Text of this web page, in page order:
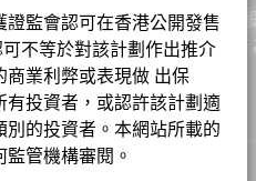
監會認可在香港公開發售
可不等於對該計劃作出推介
商業利弊或表現做 出保
有投資者，或認許該計劃適
別的投資者。本網站所載的
監管機構審閱。
參考指標 1
20212022202320242025
不再適用的情況下達致的。
1999年1月4日
股票
第8條
3.36
3.20
3.05
4.21 3.87
0.34
3.79 5.82
-2.03
3.39 7.96
-4.57
0.19 0.60
2026年8月7日
1.35 0.61
2026年8月7日
0.29 0.64
2026年8月7日
0.29 0.59
納入ESG因素。除非在基金文件
標中，否則這些指標不會改變基
領域，亦不代表基金會採用以
除性篩選。 請參閱基金章程以
估方法，請使用
或影響導向的投資策略或排
資訊，請參閱基金章程。
方法，可透過以下連結。
0.00%
⾦產品資料概要
客戶的信託人，貝萊德致力為
，我們憑藉領先的金融科技，
他們達成其重要投資目標。